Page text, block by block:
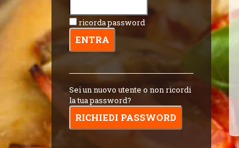
ricorda password
Sei un nuovo utente o non ricordi
la tua password?